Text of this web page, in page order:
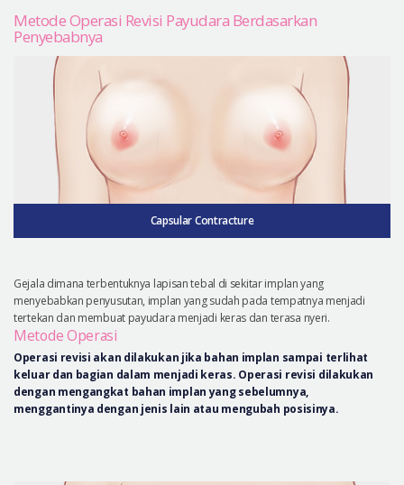
Metode Operasi Revisi Payudara Berdasarkan
Penyebabnya
Capsular Contracture
Gejala dimana terbentuknya lapisan tebal di sekitar implan yang
menyebabkan penyusutan, implan yang sudah pada tempatnya menjadi
tertekan dan membuat payudara menjadi keras dan terasa nyeri.
Metode Operasi
Operasi revisi akan dilakukan jika bahan implan sampai terlihat
keluar dan bagian dalam menjadi keras. Operasi revisi dilakukan
dengan mengangkat bahan implan yang sebelumnya,
menggantinya dengan jenis lain atau mengubah posisinya.